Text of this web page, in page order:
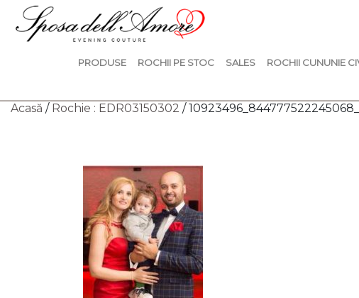
PRODUSE ROCHII PE STOC SALES ROCHII CUNUNIE
Acasă / Rochie : EDR03150302 /